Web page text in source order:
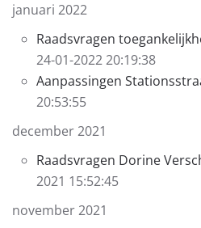
januari 2022
Raadsvragen
24-01-2022 20:19:38
Aanpassingen
20:53:55
december 2021
Raadsvragen Dorine
2021 15:52:45
november 2021